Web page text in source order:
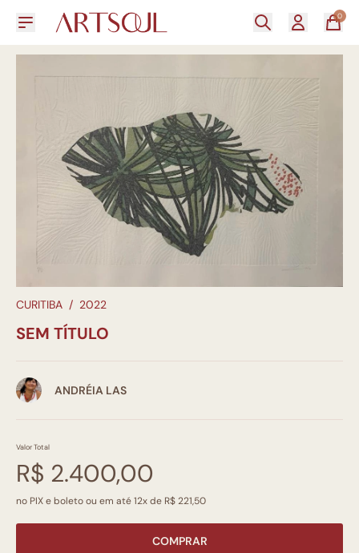
0
CURITIBA / 2022
SEM TÍTULO
ANDRÉIA LAS
Valor Total
R$ 2.400,00
no PIX e boleto ou em até 12x de R$ 221,50
COMPRAR